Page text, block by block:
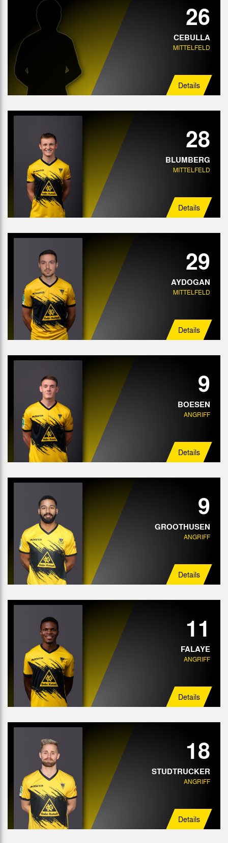
26
CEBULLA
MITTELFELD
Details
28
BLUMBERG
MITTELFELD
Details
29
AYDOGAN
MITTELFELD
Details
9
BOESEN
ANGRIFF
Details
9
GROOTHUSEN
ANGRIFF
Details
11
FALAYE
ANGRIFF
Details
18
STUDTRUCKER
ANGRIFF
Details